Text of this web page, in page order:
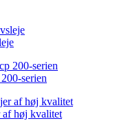
serien
høj kvalitet